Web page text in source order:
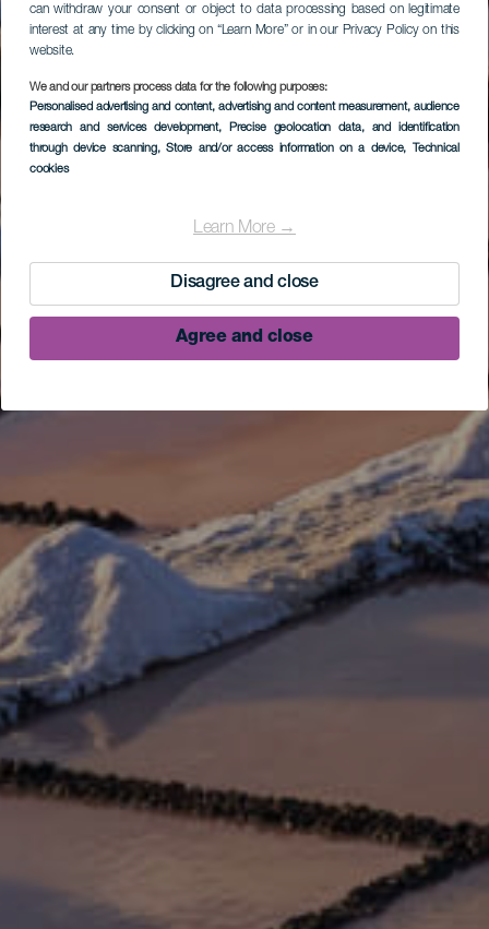
can withdraw your consent or object to data processing based on legitimate
interest at any time by clicking on “Learn More” or in our Privacy Policy on this
website.
We and our partners process data for the following purposes:
Personalised advertising and content, advertising and content measurement, audience
research and services development, Precise geolocation data, and identification
through device scanning, Store and/or access information on a device, Technical
cookies
Learn More →
Disagree and close
Agree and close